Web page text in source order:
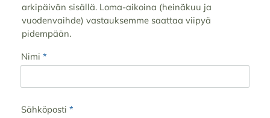
arkipäivän sisällä. Loma-aikoina (heinäkuu ja
vuodenvaihde) vastauksemme saattaa viipyä
pidempään.
Nimi *
Sähköposti *